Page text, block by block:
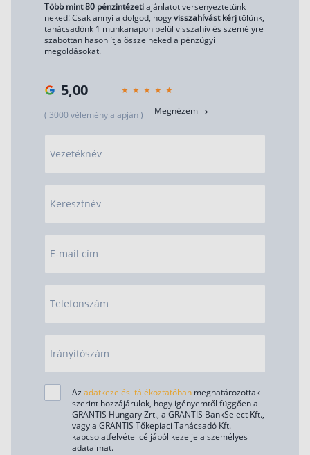
Több mint 80 pénzintézetiajánlatot versenyeztetünk
neked! Csak annyi a dolgod, hogyvisszahívást kérjtőlünk,
tanácsadónk 1 munkanapon belül visszahív és személyre
szabottan hasonlítja össze neked a pénzügyi
megoldásokat.
5,00
( 3000 vélemény alapján ) Megnézem
Vezetéknév
Keresztnév
E-mail cím
Telefonszám
Irányítószám
Az adatkezelési tájékoztatóban meghatározottak
szerint hozzájárulok, hogy igényemtől függően a
GRANTIS Hungary Zrt., a GRANTIS BankSelect Kft.,
vagy a GRANTIS Tőkepiaci Tanácsadó Kft.
kapcsolatfelvétel céljából kezelje a személyes
adataimat.